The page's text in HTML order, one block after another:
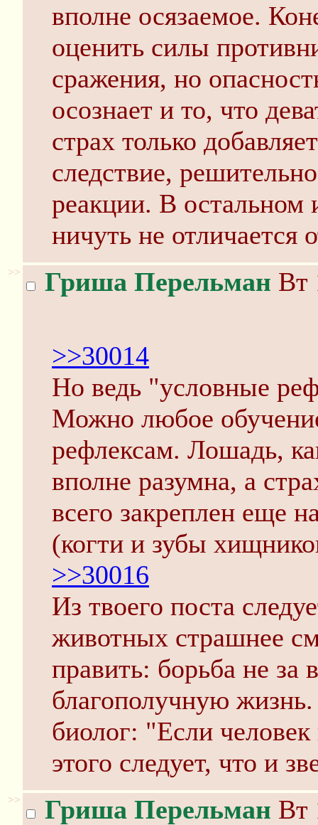
вполне осязаемое.
оценить силы
сражения, но
осознает и то, что
страх только
следствие,
реакции. В остальном
ничуть не отличается
>> Гриша Перельман Вт
>>30014
Но ведь "условные
Можно любое
рефлексам. Лошадь,
вполне разумна, а
всего закреплен еще
(когти и зубы
>>30016
Из твоего поста
животных страшнее
править: борьба не за
благополучную
биолог: "Если человек
этого следует, что и
>> Гриша Перельман Вт